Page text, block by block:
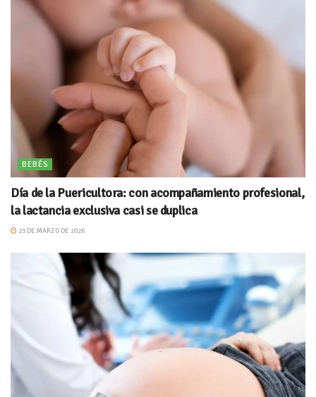
BEBÉS
Día de la Puericultora: con acompañamiento profesional,
la lactancia exclusiva casi se duplica
23 DE MARZO DE 2026